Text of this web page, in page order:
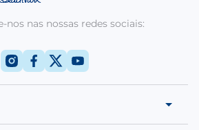
nos nas nossas redes sociais: